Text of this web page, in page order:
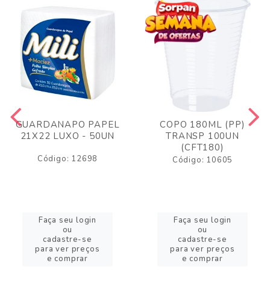
GUARDANAPO PAPEL
21X22 LUXO - 50UN
Código: 12698
Faça seu login
ou
cadastre-se
para ver preços
e comprar
COPO 180ML (PP)
TRANSP 100UN
(CFT180)
Código: 10605
Faça seu login
ou
cadastre-se
para ver preços
e comprar